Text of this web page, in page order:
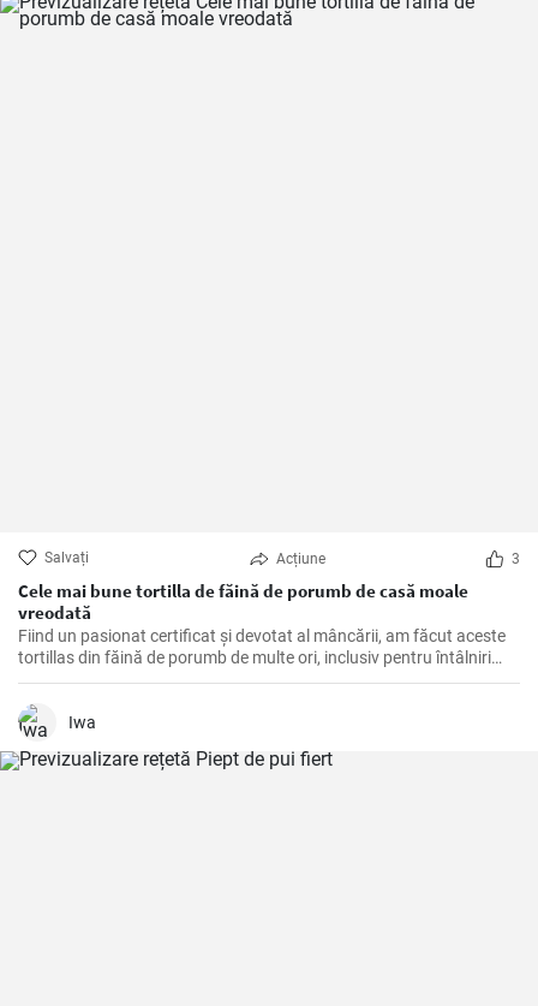
Salvați Acțiune 3
Cele mai bune tortilla de făină de porumb de casă moale
vreodată
Fiind un pasionat certificat și devotat al mâncării, am făcut aceste
tortillas din făină de porumb de multe ori, inclusiv pentru întâlniri
tematice și cine liniștite în timpul săptămânii acasă. Sunt un
acompaniament excelent sau o bază pentru o varietate de
mâncăruri mexicane și, de asemenea, o salvare pentru cei care
fiecare dată ca o călătorie în inima bucătăriei mexicane.
Iwa